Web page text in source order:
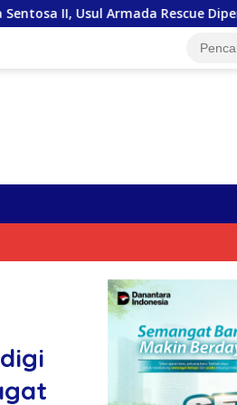
Rescue Diperkuat Sambut